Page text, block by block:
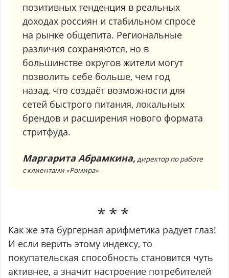
позитивных тенденция в реальных
доходах россиян и стабильном спросе
на рынке общепита. Региональные
различия сохраняются, но в
большинстве округов жители могут
позволить себе больше, чем год
назад, что создаёт возможности для
сетей быстрого питания, локальных
брендов и расширения нового формата
стритфуда.
Маргарита Абрамкина,директор по работе
с клиентами «Ромира»
Как же эта бургерная арифметика радует глаз!
И если верить этому индексу, то
покупательская способность становится чуть
активнее, а значит настроение потребителей